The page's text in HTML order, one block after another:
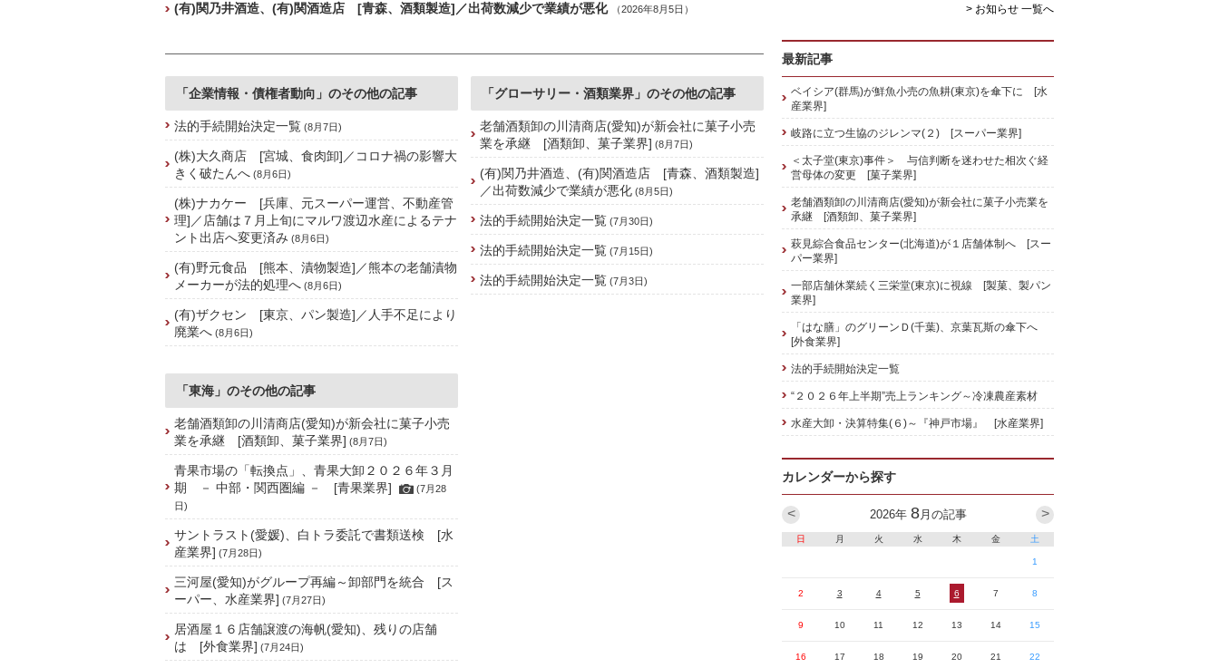
(有)関乃井酒造、(有)関酒造店 [青森、酒類製造]／出荷数減少で業績が悪化 （2026年8月5日）
「企業情報・債権者動向」のその他の記事
法的手続開始決定一覧 (8月7日)
(株)大久商店 [宮城、食肉卸]／コロナ禍の影響大
きく破たんへ (8月6日)
(株)ナカケー [兵庫、元スーパー運営、不動産管
理]／店舗は７月上旬にマルワ渡辺水産によるテナ
ント出店へ変更済み (8月6日)
(有)野元食品 [熊本、漬物製造]／熊本の老舗漬物
メーカーが法的処理へ (8月6日)
(有)ザクセン [東京、パン製造]／人手不足により
廃業へ (8月6日)
「グローサリー・酒類業界」のその他の記事
老舗酒類卸の川清商店(愛知)が新会社に菓子小売
業を承継 [酒類卸、菓子業界] (8月7日)
(有)関乃井酒造、(有)関酒造店 [青森、酒類製造]
／出荷数減少で業績が悪化 (8月5日)
法的手続開始決定一覧 (7月30日)
法的手続開始決定一覧 (7月15日)
法的手続開始決定一覧 (7月3日)
「東海」のその他の記事
老舗酒類卸の川清商店(愛知)が新会社に菓子小売
業を承継 [酒類卸、菓子業界] (8月7日)
青果市場の「転換点」、青果大卸２０２６年３月
期 － 中部・関西圏編 － [青果業界]
(7月28
日)
サントラスト(愛媛)、白トラ委託で書類送検 [水
産業界] (7月28日)
三河屋(愛知)がグループ再編～卸部門を統合 [ス
ーパー、水産業界] (7月27日)
居酒屋１６店舗譲渡の海帆(愛知)、残りの店舗
は [外食業界] (7月24日)
> お知らせ 一覧へ
最新記事
ベイシア(群馬)が鮮魚小売の魚耕(東京)を傘下に [水
産業界]
岐路に立つ生協のジレンマ(２) [スーパー業界]
＜太子堂(東京)事件＞ 与信判断を迷わせた相次ぐ経
営母体の変更 [菓子業界]
老舗酒類卸の川清商店(愛知)が新会社に菓子小売業を
承継 [酒類卸、菓子業界]
萩見綜合食品センター(北海道)が１店舗体制へ [スー
パー業界]
一部店舗休業続く三栄堂(東京)に視線 [製菓、製パン
業界]
「はな膳」のグリーンＤ(千葉)、京葉瓦斯の傘下へ
[外食業界]
法的手続開始決定一覧
“２０２６年上半期”売上ランキング～冷凍農産素材
水産大卸・決算特集(６)～『神戸市場』 [水産業界]
カレンダーから探す
2026年 8月の記事 >
<
日 月 火 水 木 金 土
1
2 3 4 5 6 7 8
9 10 11 12 13 14 15
16 17 18 19 20 21 22